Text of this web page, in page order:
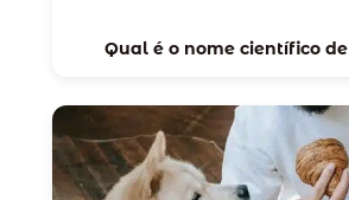
Qual é o nome científico